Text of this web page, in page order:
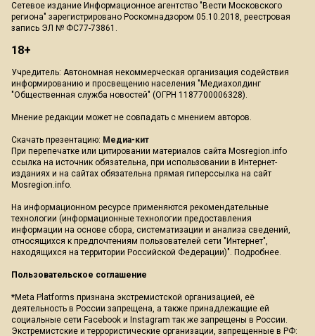
Сетевое издание Информационное агентство "Вести Московского
региона" зарегистрировано Роскомнадзором 05.10.2018, реестровая
запись ЭЛ № ФС77-73861.
18+
Учредитель: Автономная некоммерческая организация содействия
информированию и просвещению населения "Медиахолдинг
"Общественная служба новостей" (ОГРН 1187700006328).
Мнение редакции может не совпадать с мнением авторов.
Скачать презентацию: Медиа-кит
При перепечатке или цитировании материалов сайта Mosregion.info
ссылка на источник обязательна, при использовании в Интернет-
изданиях и на сайтах обязательна прямая гиперссылка на сайт
Mosregion.info.
На информационном ресурсе применяются рекомендательные
технологии (информационные технологии предоставления
информации на основе сбора, систематизации и анализа сведений,
относящихся к предпочтениям пользователей сети "Интернет",
находящихся на территории Российской Федерации)". Подробнее.
Пользовательское соглашение
*Meta Platforms признана экстремистской организацией, её
деятельность в России запрещена, а также принадлежащие ей
социальные сети Facebook и Instagram так же запрещены в России.
Экстремистские и террористические организации, запрещенные в РФ: